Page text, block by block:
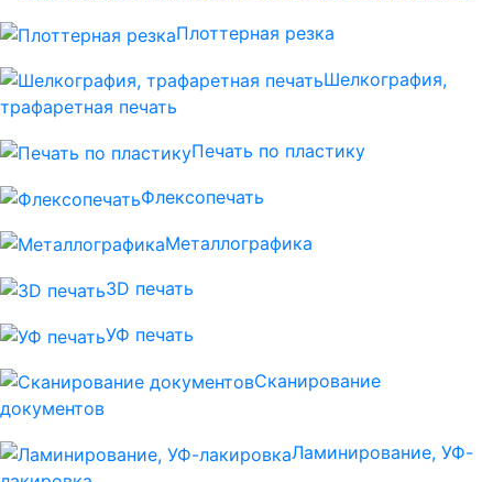
Плоттерная резка
Шелкография,
трафаретная печать
Печать по пластику
Флексопечать
Металлографика
3D печать
УФ печать
Сканирование
документов
Ламинирование, УФ-